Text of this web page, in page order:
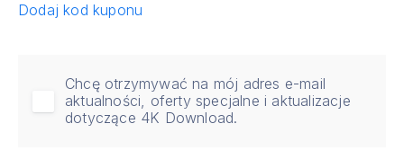
Dodaj kod kuponu
Chcę otrzymywać na mój adres e-mail
aktualności, oferty specjalne i aktualizacje
dotyczące 4K Download.